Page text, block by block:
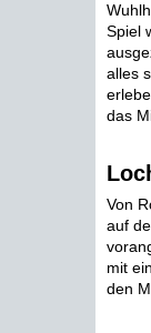
Spiel
alles
das
Von
auf
mit
den